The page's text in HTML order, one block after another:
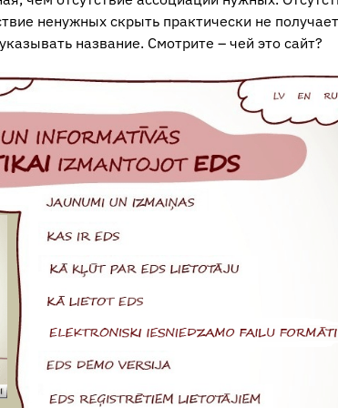
ненужных скрыть практически не
название. Смотрите – чей это сайт?